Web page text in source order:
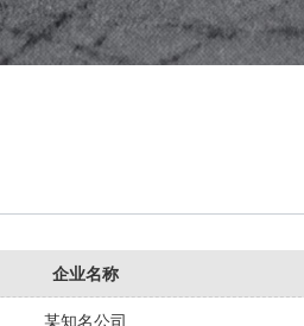
企业名称
某知名公司